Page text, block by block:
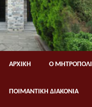
ΑΡΧΙΚΗ Ο
ΠΟΙΜΑΝΤΙΚΗ ΔΙΑΚΟΝΙΑ